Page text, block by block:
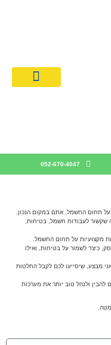
052-670-4047
תחום החשמל, אתם במקום הנכון.
שקשור לעבודות חשמל, בטיחות,
מקצועיות על תחום החשמל.
כיצד לשמור על בטיחות, ואילו
מבצע, שיסייעו לכם לקבל החלטות
להבין ולנהל טוב יותר את מערכות